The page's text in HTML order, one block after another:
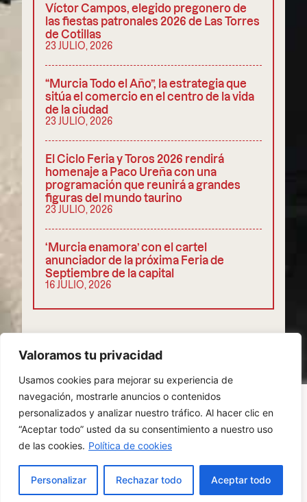
Valoramos tu privacidad
Usamos cookies para mejorar su experiencia de
navegación, mostrarle anuncios o contenidos
personalizados y analizar nuestro tráfico. Al hacer clic en
“Aceptar todo” usted da su consentimiento a nuestro uso
de las cookies. Política de cookies
Personalizar Rechazar todo Aceptar todo
COMPARTIR
Víctor Campos, elegido pregonero de
las fiestas patronales 2026 de Las Torres
de Cotillas
23 JULIO, 2026
“Murcia Todo el Año”, la estrategia que
sitúa el comercio en el centro de la vida
de la ciudad
23 JULIO, 2026
El Ciclo Feria y Toros 2026 rendirá
homenaje a Paco Ureña con una
programación que reunirá a grandes
figuras del mundo taurino
23 JULIO, 2026
‘Murcia enamora’ con el cartel
anunciador de la próxima Feria de
Septiembre de la capital
16 JULIO, 2026
POLÍTICA DE PRIVACIDADCOOKIES
AVISO LEGAL
ES